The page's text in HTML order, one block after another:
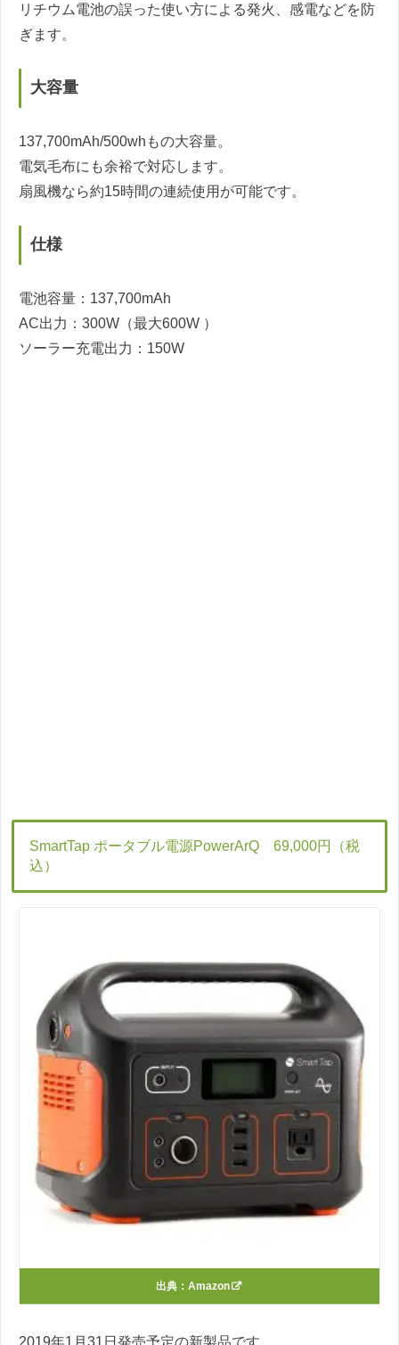
リチウム電池の誤った使い方による発火、感電などを防
ぎます。
大容量
137,700mAh/500whもの大容量。
電気毛布にも余裕で対応します。
扇風機なら約15時間の連続使用が可能です。
仕様
電池容量：137,700mAh
AC出力：300W（最大600W ）
ソーラー充電出力：150W
SmartTap ポータブル電源PowerArQ 69,000円（税
込）
出典： Amazon